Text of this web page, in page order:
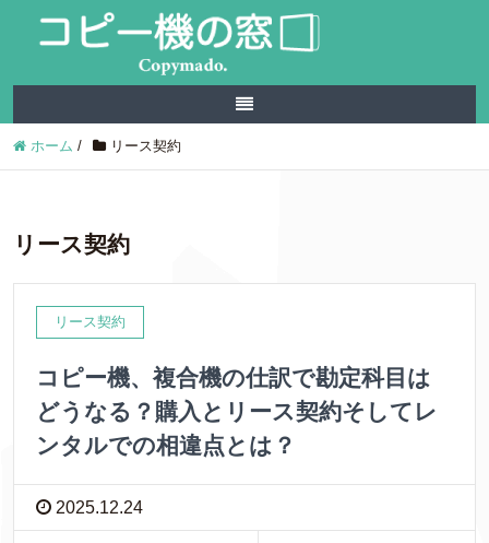
ホーム / リース契約
リース契約
リース契約
コピー機、複合機の仕訳で勘定科目は
どうなる？購入とリース契約そしてレ
ンタルでの相違点とは？
2025.12.24